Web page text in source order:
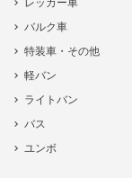
レッカー車
バルク車
特装車・その他
軽バン
ライトバン
バス
ユンボ